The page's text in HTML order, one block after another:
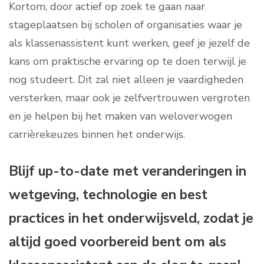
Kortom, door actief op zoek te gaan naar
stageplaatsen bij scholen of organisaties waar je
als klassenassistent kunt werken, geef je jezelf de
kans om praktische ervaring op te doen terwijl je
nog studeert. Dit zal niet alleen je vaardigheden
versterken, maar ook je zelfvertrouwen vergroten
en je helpen bij het maken van weloverwogen
carrièrekeuzes binnen het onderwijs.
Blijf up-to-date met veranderingen in
wetgeving, technologie en best
practices in het onderwijsveld, zodat je
altijd goed voorbereid bent om als